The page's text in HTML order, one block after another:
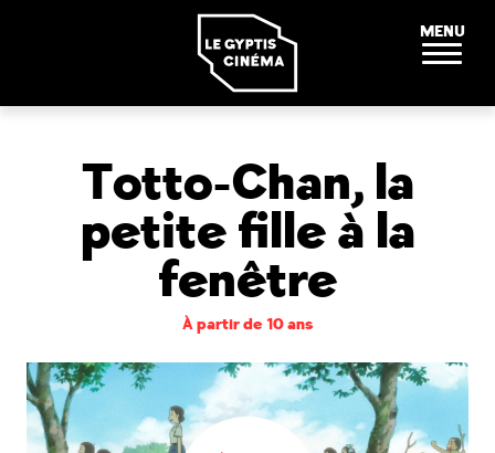
MENU
Totto-Chan, la
petite fille à la
fenêtre
À partir de 10 ans
Panneau de gestion des cookies